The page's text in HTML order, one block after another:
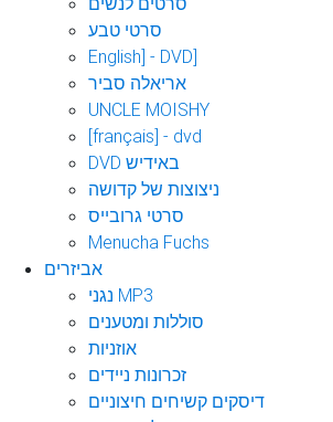
סרטי טבע
English] - DVD]
אריאלה סביר
UNCLE MOISHY
[français] - dvd
DVD באידיש
ניצוצות של קדושה
סרטי גרובייס
Menucha Fuchs
אביזרים
נגני MP3
סוללות ומטענים
אוזניות
זכרונות ניידים
דיסקים קשיחים חיצוניים